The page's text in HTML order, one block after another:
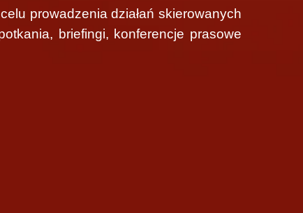
taka musi zawierać dane podane przy
chmurowych dostarczanych przez firmę
prowadzenia działań skierowanych
briefingi, konferencje prasowe